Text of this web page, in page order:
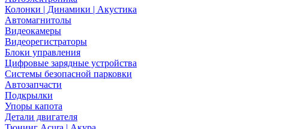
Колонки | Динамики | Акустика
Автомагнитолы
Видеокамеры
Видеорегистраторы
Блоки управления
Цифровые зарядные устройства
Системы безопасной парковки
Автозапчасти
Подкрылки
Упоры капота
Детали двигателя